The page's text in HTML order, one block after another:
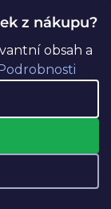
z nákupu?
obsah a
vyhrazena.